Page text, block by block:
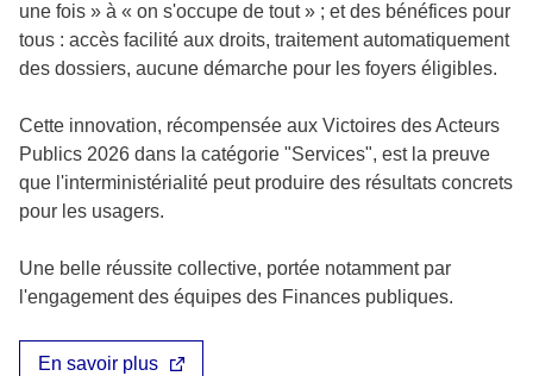
une fois » à « on s'occupe de tout » ; et des bénéfices pour
tous : accès facilité aux droits, traitement automatiquement
des dossiers, aucune démarche pour les foyers éligibles.
Cette innovation, récompensée aux Victoires des Acteurs
Publics 2026 dans la catégorie "Services", est la preuve
que l'interministérialité peut produire des résultats concrets
pour les usagers.
Une belle réussite collective, portée notamment par
l'engagement des équipes des Finances publiques.
En savoir plus